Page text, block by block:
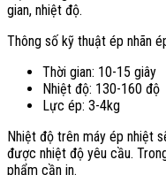
gian, nhiệt độ.
Thông số kỹ thuật ép nhãn
Thời gian: 10-15 giây
Nhiệt độ: 130-160 độ
Lực ép: 3-4kg
Nhiệt độ trên máy ép nhiệt
được nhiệt độ yêu cầu.
phẩm cần in.